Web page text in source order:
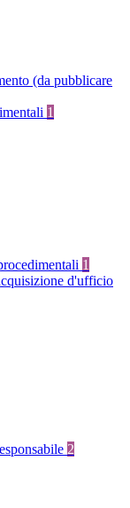
(da pubblicare
1
1
d'ufficio
2